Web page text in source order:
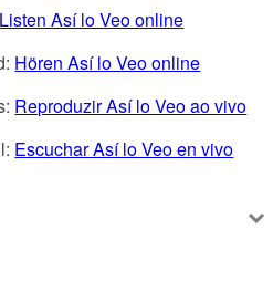
Listen Así lo Veo online
Hören Así lo Veo online
Reproduzir Así lo Veo ao vivo
Escuchar Así lo Veo en vivo